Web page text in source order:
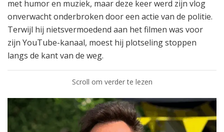
met humor en muziek, maar deze keer werd zijn vlog
onverwacht onderbroken door een actie van de politie.
Terwijl hij nietsvermoedend aan het filmen was voor
zijn YouTube-kanaal, moest hij plotseling stoppen
langs de kant van de weg.
Scroll om verder te lezen